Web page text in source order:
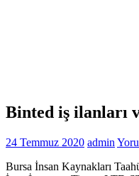
Binted iş ilanları
24 Temmuz 2020 admin
Bursa İnsan Kaynakları